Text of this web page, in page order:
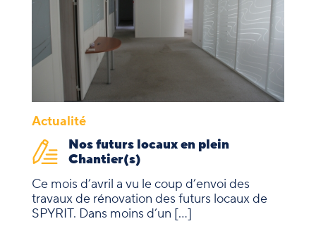
Actualité
Nos futurs locaux en plein
Chantier(s)
Ce mois d’avril a vu le coup d’envoi des
travaux de rénovation des futurs locaux de
SPYRIT. Dans moins d’un […]